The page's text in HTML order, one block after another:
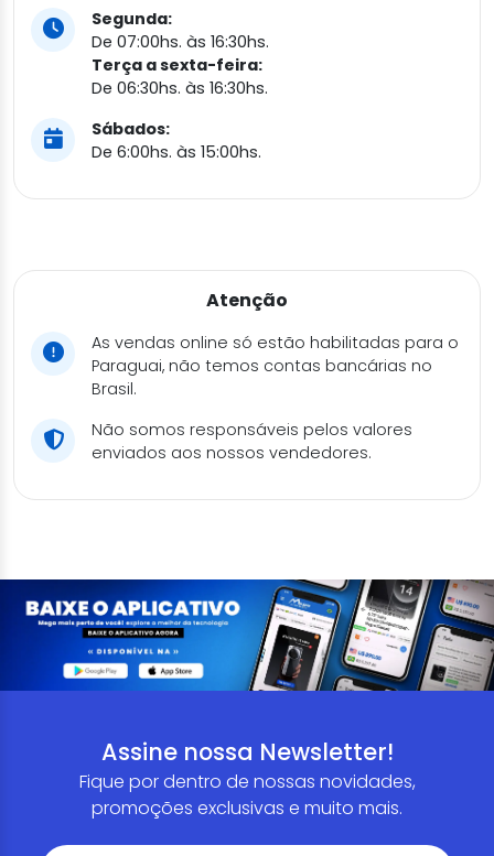
Segunda:
De 07:00hs. às 16:30hs.
Terça a sexta-feira:
De 06:30hs. às 16:30hs.
Sábados:
De 6:00hs. às 15:00hs.
Atenção
As vendas online só estão habilitadas para o
Paraguai, não temos contas bancárias no
Brasil.
Não somos responsáveis pelos valores
enviados aos nossos vendedores.
Assine nossa Newsletter!
Fique por dentro de nossas novidades,
promoções exclusivas e muito mais.